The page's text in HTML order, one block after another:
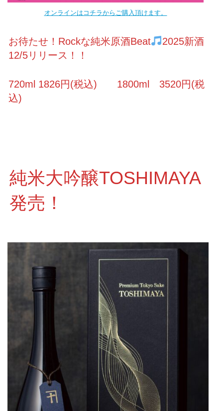
オンラインはコチラからご購入頂けます。
お待たせ！Rockな純米原酒Beat
2025新酒
12/5リリース！！
720ml 1826円(税込) 1800ml 3520円(税
込)
純米大吟醸TOSHIMAYA
発売！